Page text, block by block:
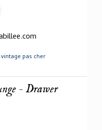
pas cher
- Drawer